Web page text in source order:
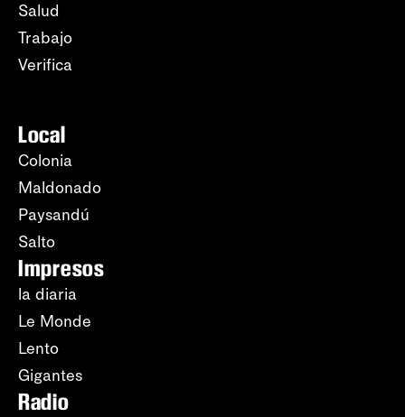
Salud
Trabajo
Verifica
Local
Colonia
Maldonado
Paysandú
Salto
Impresos
la diaria
Le Monde
Lento
Gigantes
Radio